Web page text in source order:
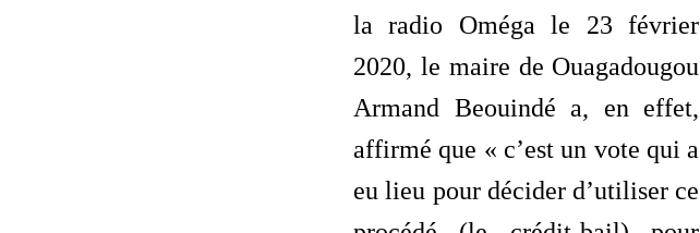
la radio Oméga le 23 février
2020, le maire de Ouagadougou
Armand Beouindé a, en effet,
affirmé que « c’est un vote qui a
eu lieu pour décider d’utiliser ce